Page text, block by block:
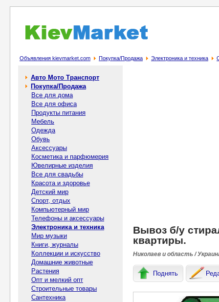
Объявления kievmarket.com Покупка/Продажа Электроника и техника
Авто Мото Транспорт
Покупка/Продажа
Все для дома
Все для офиса
Продукты питания
Мебель
Одежда
Обувь
Аксессуары
Косметика и парфюмерия
Ювелирные изделия
Все для свадьбы
Красота и здоровье
Детский мир
Спорт, отдых
Компьютерный мир
Телефоны и аксессуары
Электроника и техника
Мир музыки
Книги, журналы
Коллекции и искусство
Домашние животные
Растения
Опт и мелкий опт
Строительные товары
Сантехника
Вывоз б/у
квартиры.
Николаев и область /
Поднять